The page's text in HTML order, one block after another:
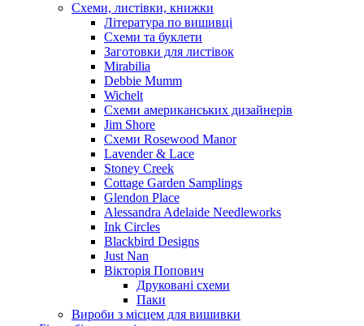
Схеми, листівки, книжки
Література по вишивці
Схеми та буклети
Заготовки для листівок
Mirabilia
Debbie Mumm
Wichelt
Схеми американських дизайнерів
Jim Shore
Cхеми Rosewood Manor
Lavender & Lace
Stoney Creek
Cottage Garden Samplings
Glendon Place
Alessandra Adelaide Needleworks
Ink Circles
Blackbird Designs
Just Nan
Вікторія Попович
Друковані схеми
Паки
Вироби з місцем для вишивки